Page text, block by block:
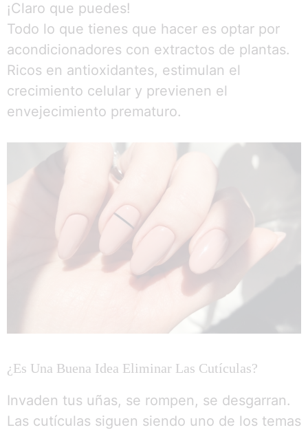
¡Claro que puedes!
Todo lo que tienes que hacer es optar por
acondicionadores con extractos de plantas.
Ricos en antioxidantes, estimulan el
crecimiento celular y previenen el
envejecimiento prematuro.
¿Es Una Buena Idea Eliminar Las Cutículas?
Invaden tus uñas, se rompen, se desgarran.
Las cutículas siguen siendo uno de los temas